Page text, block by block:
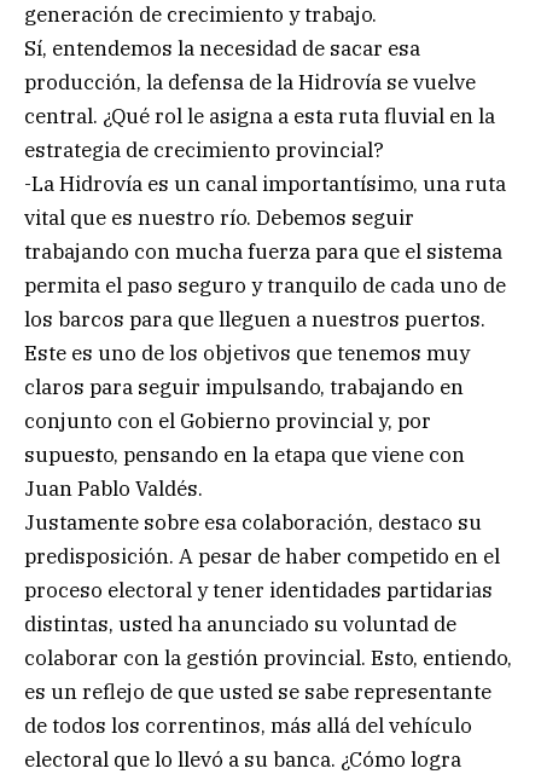
generación de crecimiento y trabajo.
Sí, entendemos la necesidad de sacar esa
producción, la defensa de la Hidrovía se vuelve
central. ¿Qué rol le asigna a esta ruta fluvial en la
estrategia de crecimiento provincial?
-La Hidrovía es un canal importantísimo, una ruta
vital que es nuestro río. Debemos seguir
trabajando con mucha fuerza para que el sistema
permita el paso seguro y tranquilo de cada uno de
los barcos para que lleguen a nuestros puertos.
Este es uno de los objetivos que tenemos muy
claros para seguir impulsando, trabajando en
conjunto con el Gobierno provincial y, por
supuesto, pensando en la etapa que viene con
Juan Pablo Valdés.
Justamente sobre esa colaboración, destaco su
predisposición. A pesar de haber competido en el
proceso electoral y tener identidades partidarias
distintas, usted ha anunciado su voluntad de
colaborar con la gestión provincial. Esto, entiendo,
es un reflejo de que usted se sabe representante
de todos los correntinos, más allá del vehículo
electoral que lo llevó a su banca. ¿Cómo logra